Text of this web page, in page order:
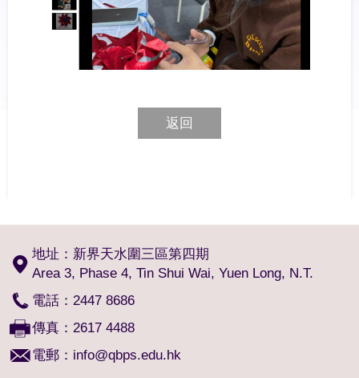
返回
地址：新界天水圍三區第四期
Area 3, Phase 4, Tin Shui Wai, Yuen Long, N.T.
電話：2447 8686
傳真：2617 4488
電郵： info@qbps.edu.hk